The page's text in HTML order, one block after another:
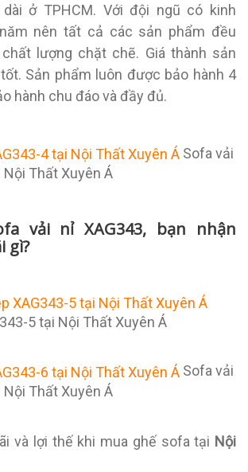
ở TPHCM. Với đội ngũ có kinh
nên tất cả các sản phẩm đều
lượng chặt chẽ. Giá thành sản
Sản phẩm luôn được bảo hành 4
hành chu đáo và đầy đủ.
Sofa vải
Nội Thất Xuyên Á
vải nỉ XAG343, bạn nhận
gì?
5 tại Nội Thất Xuyên Á
Sofa vải
Nội Thất Xuyên Á
và lợi thế khi mua ghế sofa tại Nội